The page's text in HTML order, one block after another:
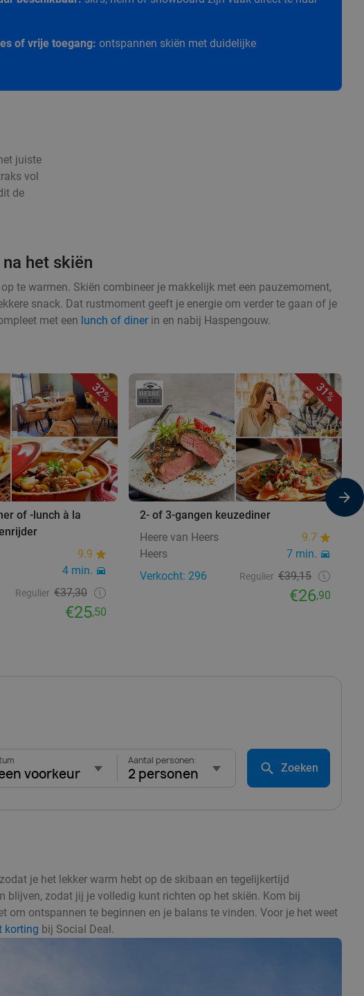
of vrije toegang:ontspannen skiën met duidelijke
juiste
vol
de
het skiën
te warmen. Skiën combineer je makkelijk met een pauzemoment,
snack. Dat rustmoment geeft je energie om verder te gaan of je
met een lunch of dinerin en nabij Haspengouw.
32%
of -lunch à la
9.9
4 min.
Regulier €37,30
€25,50
31%
2- of 3-gangen keuzediner
Heere van Heers
9.7
Heers
7 min.
Verkocht: 296
Regulier €39,15
€26,90
voorkeur
Aantal personen:
2 personen Zoeken
je het lekker warm hebt op de skibaan en tegelijkertijd
blijven, zodat jij je volledig kunt richten op het skiën. Kom bij
om ontspannen te beginnen en je balans te vinden. Voor je het weet
korting bij Social Deal.